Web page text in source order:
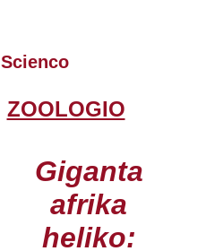
Scienco
ZOOLOGIO
Giganta
afrika
heliko: